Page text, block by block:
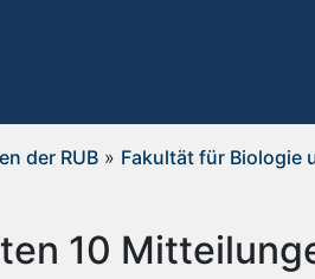
der RUB» Fakultät für Biologie
10